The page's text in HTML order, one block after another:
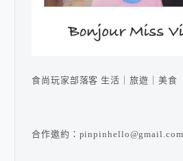
食尚玩家部落客 生活｜旅遊｜美食
合作邀約：pinpinhello@gmail.com